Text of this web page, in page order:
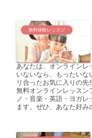
無料体験レッスン
あなたは、オンラインレ
いないなら、もったいな
リ合ったお気に入りの先
無料オンラインレッスン
ノ・音楽・英語・ヨガレ
ます。ぜひ、あなた好み